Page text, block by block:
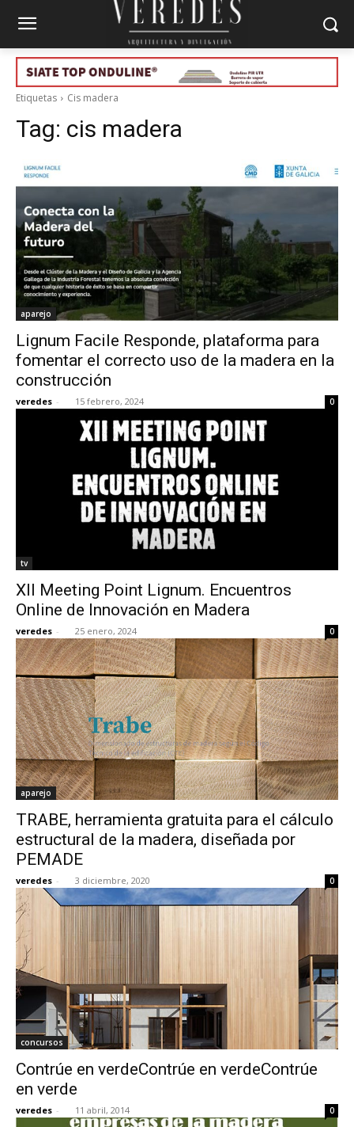
Etiquetas Cis madera
Tag: cis madera
aparejo
Lignum Facile Responde, plataforma para
fomentar el correcto uso de la madera en la
construcción
veredes - 15 febrero, 2024 0
tv
XII Meeting Point Lignum. Encuentros
Online de Innovación en Madera
veredes - 25 enero, 2024 0
aparejo
TRABE, herramienta gratuita para el cálculo
estructural de la madera, diseñada por
PEMADE
veredes - 3 diciembre, 2020 0
concursos
Contrúe en verdeContrúe en verdeContrúe
en verde
veredes - 11 abril, 2014 0